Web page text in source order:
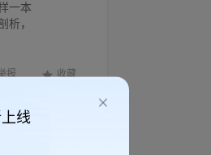
一本
析，
报 收藏
只看楼主
线